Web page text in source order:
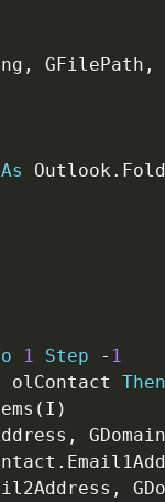
, GFilePath ,
As Outlook .
1 Step - 1
olContact Then
( I )
, GDomain
.
,